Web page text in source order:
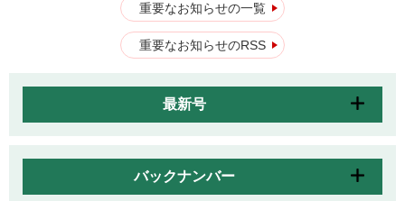
重要なお知らせの一覧
重要なお知らせのRSS
最新号
バックナンバー